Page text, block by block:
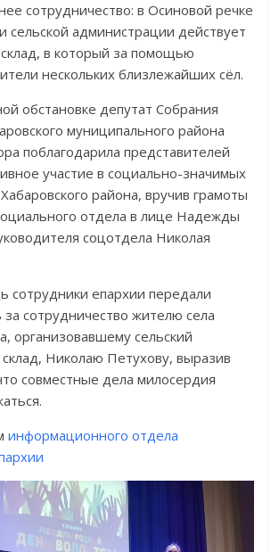
сотрудничество: в Осиновой речке
сельской администрации действует
в который за помощью
нескольких близлежайших сёл.
обстановке депутат Собрания
муниципального района​
поблагодарила представителей
участие в социально-значимых
района, вручив грамоты
отдела в лице Надежды
соцотдела Николая
сотрудники епархии передали
за сотрудничество жителю села
организовавшему сельский
Николаю Петухову, выразив
совместные дела милосердия
информационного отдела